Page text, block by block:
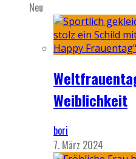
Neu
Weiblichkeit
bori
7. März 2024